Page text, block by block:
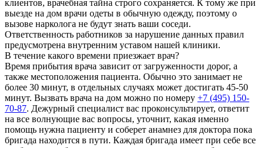
клиентов, врачебная тайна строго сохраняется. К тому же при
выезде на дом врачи одеты в обычную одежду, поэтому о
вызове нарколога не будут знать ваши соседи.
Ответственность работников за нарушение данных правил
предусмотрена внутренним уставом нашей клиники.
В течение какого времени приезжает врач?
Время прибытия врача зависит от загруженности дорог, а
также местоположения пациента. Обычно это занимает не
более 30 минут, в отдельных случаях может достигать 45-50
минут. Вызвать врача на дом можно по номеру +7 (495) 150-
70-87. Дежурный специалист вас проконсультирует, ответит
на все волнующие вас вопросы, уточнит, какая именно
помощь нужна пациенту и соберет анамнез для доктора пока
бригада находится в пути. Каждая бригада имеет при себе все